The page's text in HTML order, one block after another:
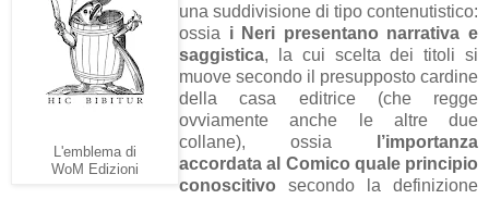
L'emblema di
WoM Edizioni
una suddivisione di tipo contenutistico:
ossia i Neri presentano narrativa e
saggistica, la cui scelta dei titoli si
muove secondo il presupposto cardine
della casa editrice (che regge
ovviamente anche le altre due
collane), ossia
l’importanza
accordata al Comico quale principio
conoscitivo secondo la definizione